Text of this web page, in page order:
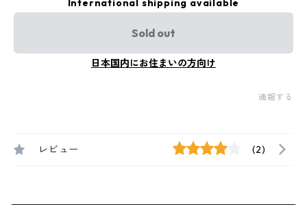
International shipping available
Sold out
日本国内にお住まいの方向け
通報する
レビュー (2)